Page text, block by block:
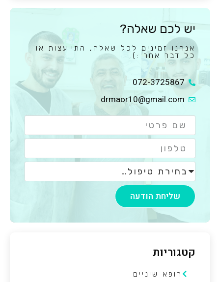
יש לכם שאלה?
אנחנו זמינים לכל שאלה, התייעצות או
כל דבר אחר :)
072-3725867
drmaor10@gmail.com
שליחת הודעה
קטגוריות
רופא שיניים